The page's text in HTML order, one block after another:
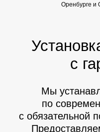
Оренбурге и